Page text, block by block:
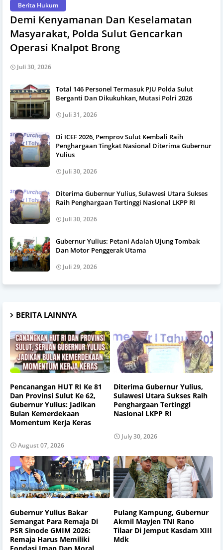
Berita Hukum
Demi Kenyamanan Dan Keselamatan
Masyarakat, Polda Sulut Gencarkan
Operasi Knalpot Brong
Juli 30, 2026
Total 146 Personel Termasuk PJU Polda Sulut
Berganti Dan Dikukuhkan, Mutasi Polri 2026
Juli 31, 2026
Di ICEF 2026, Pemprov Sulut Kembali Raih
Penghargaan Tingkat Nasional Diterima Gubernur
Yulius
Juli 30, 2026
Diterima Gubernur Yulius, Sulawesi Utara Sukses
Raih Penghargaan Tertinggi Nasional LKPP RI
Juli 30, 2026
Gubernur Yulius: Petani Adalah Ujung Tombak
Dan Motor Penggerak Utama
Juli 29, 2026
BERITA LAINNYA
Pencanangan HUT RI Ke 81
Dan Provinsi Sulut Ke 62,
Gubernur Yulius: Jadikan
Bulan Kemerdekaan
Momentum Kerja Keras
August 07, 2026
Diterima Gubernur Yulius,
Sulawesi Utara Sukses Raih
Penghargaan Tertinggi
Nasional LKPP RI
July 30, 2026
Gubernur Yulius Bakar
Semangat Para Remaja Di
PSR Sinode GMIM 2026:
Remaja Harus Memiliki
Pulang Kampung, Gubernur
Akmil Mayjen TNI Rano
Tilaar Di Jemput Kasdam XIII
Mdk